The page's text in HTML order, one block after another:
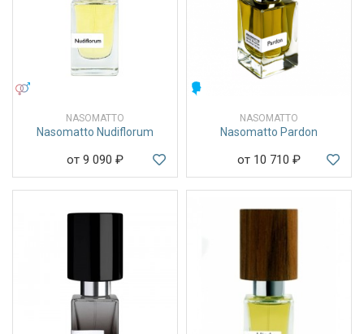
NASOMATTO
Nasomatto Nudiflorum
от 9 090 ₽
NASOMATTO
Nasomatto Pardon
от 10 710 ₽